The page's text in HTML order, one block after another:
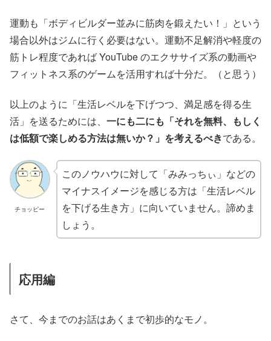
運動も「ボディビルダー並みに筋肉を鍛えたい！」という
場合以外はジムに行く必要はない。運動不足解消や軽度の
筋トレ程度であれば YouTube のエクササイズ系の動画や
フィットネス系のゲームを活用すれば十分だ。（と思う）
以上のように「生活レベルを下げつつ、満足感を得る生
活」を送るためには、 一にも二にも「それを無料、もしく
は低額で楽しめる方法は無いか？」を考えるべきである。
チョッピー
このノウハウに対して「みみっちぃ」などの
マイナスイメージを感じる方は「生活レベル
を下げる生き方」に向いていません。諦めま
しょう。
応用編
さて、今までのお話はあくまで初歩的なモノ。